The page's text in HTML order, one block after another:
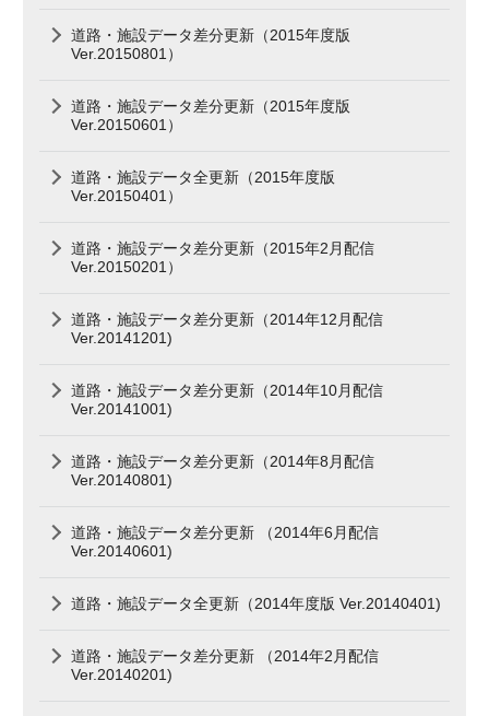
道路・施設データ差分更新（2015年度版
Ver.20150801）
道路・施設データ差分更新（2015年度版
Ver.20150601）
道路・施設データ全更新（2015年度版
Ver.20150401）
道路・施設データ差分更新（2015年2月配信
Ver.20150201）
道路・施設データ差分更新（2014年12月配信
Ver.20141201)
道路・施設データ差分更新（2014年10月配信
Ver.20141001)
道路・施設データ差分更新（2014年8月配信
Ver.20140801)
道路・施設データ差分更新 （2014年6月配信
Ver.20140601)
道路・施設データ全更新（2014年度版 Ver.20140401)
道路・施設データ差分更新 （2014年2月配信
Ver.20140201)